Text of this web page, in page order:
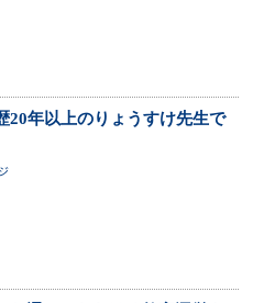
20年以上のりょうすけ先生で